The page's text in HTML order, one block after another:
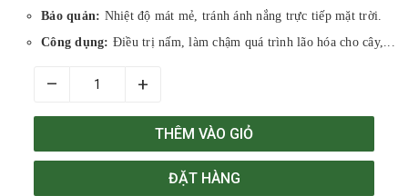
Bảo quản: Nhiệt độ mát mẻ, tránh ánh nắng trực tiếp mặt trời.
Công dụng: Điều trị nấm, làm chậm quá trình lão hóa cho cây,...
– +
THÊM VÀO GIỎ
ĐẶT HÀNG